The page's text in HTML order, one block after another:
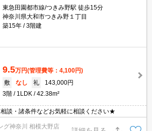
東急田園都市線/つきみ野駅 徒歩15分
神奈川県大和市つきみ野１丁目
築15年
3階建
9.5万円(管理費等：4,100円)
敷
なし 礼
143,000円
3階
1LDK 42.38m²
談・諸条件などお気軽に相談ください★
グ神奈川 相模大野店